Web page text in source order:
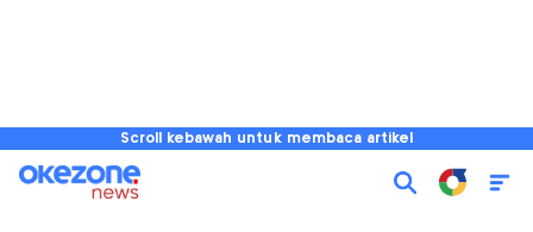
Scroll kebawah untuk membaca artikel